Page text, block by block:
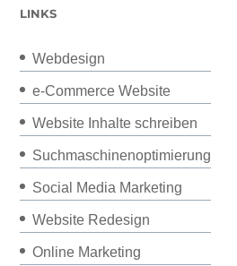
LINKS
Webdesign
e-Commerce Website
Website Inhalte schreiben
Suchmaschinenoptimierung
Social Media Marketing
Website Redesign
Online Marketing